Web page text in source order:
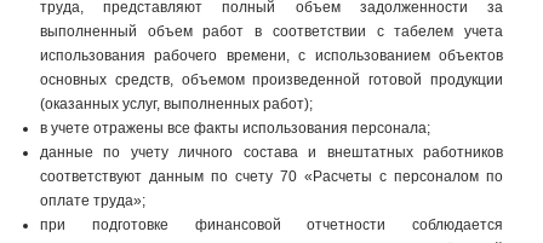
труда, представляют полный объем задолженности за
выполненный объем работ в соответствии с табелем учета
использования рабочего времени, с использованием объектов
основных средств, объемом произведенной готовой продукции
(оказанных услуг, выполненных работ);
в учете отражены все факты использования персонала;
данные по учету личного состава и внештатных работников
соответствуют данным по счету 70 «Расчеты с персоналом по
оплате труда»;
при подготовке финансовой отчетности соблюдается